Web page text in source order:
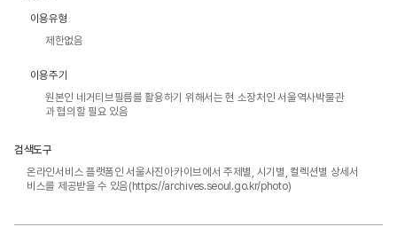
이용유형
제한없음
이용주기
원본인 네거티브필름를 활용하기 위해서는 현 소장처인 서울역사박물관
과 협의할 필요 있음
검색도구
온라인서비스 플랫폼인 서울사진아카이브에서 주제별, 시기별, 컬렉션별 상세서
비스를 제공받을 수 있음(https://archives.seoul.go.kr/photo)